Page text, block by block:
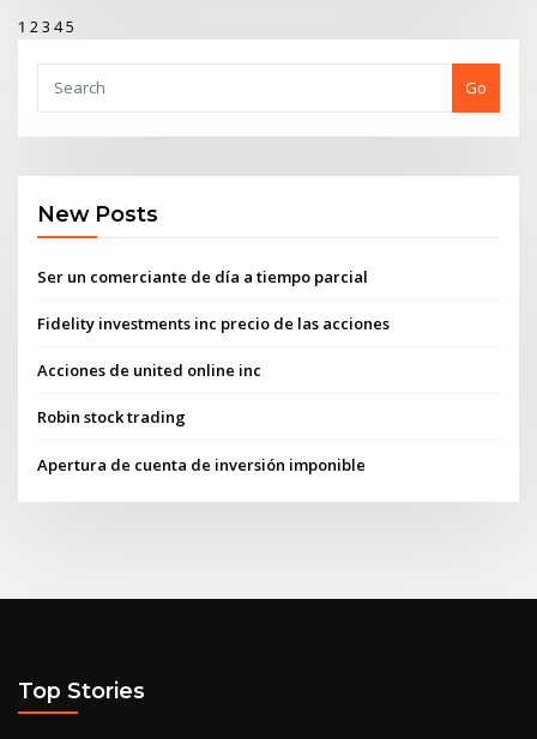
1 23 45
Go
New Posts
Ser un comerciante de día a tiempo parcial
Fidelity investments inc precio de las acciones
Acciones de united online inc
Robin stock trading
Apertura de cuenta de inversión imponible
Top Stories